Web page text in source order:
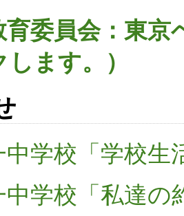
育委員会：東
ます。）
中学校「学校
中学校「私達の